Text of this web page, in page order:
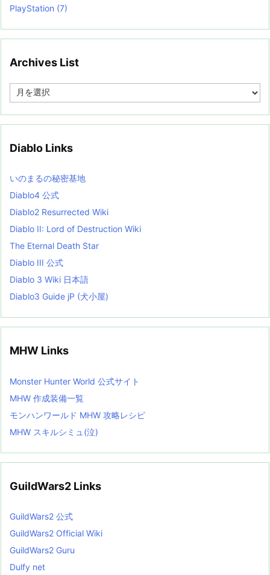
PlayStation (7)
Archives List
e
i
s
t
Diablo Links
いのまるの秘密基地
Diablo4 公式
Diablo2 Resurrected Wiki
Diablo II: Lord of Destruction Wiki
The Eternal Death Star
Diablo III 公式
Diablo 3 Wiki 日本語
Diablo3 Guide jP (犬小屋)
MHW Links
Monster Hunter World 公式サイト
MHW 作成装備一覧
モンハンワールド MHW 攻略レシピ
MHW スキルシミュ(泣)
GuildWars2 Links
GuildWars2 公式
GuildWars2 Official Wiki
GuildWars2 Guru
Dulfy net